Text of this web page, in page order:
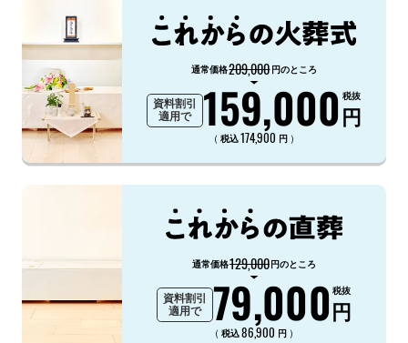
通常価格209,000円のところ
資料割引
適用で
159,000円
税抜
（ 税込174,900 円 ）
通常価格129,000円のところ
資料割引
適用で
79,000円
税抜
（ 税込86,900 円 ）